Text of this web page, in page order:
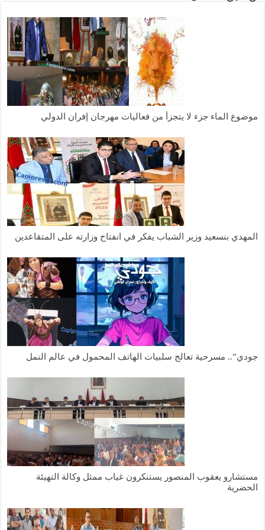
موضوع الماء جزء لا يتجزأ من فعاليات مهرجان إفران الدولي
المهدي بنسعيد وزير الشباب يفكر في انفتاح وزارته على المتقاعدين
جودي”.. مسرحية تعالج سلبيات الهاتف المحمول في عالم النمل
مستشارو يعقوب المنصور يستنكرون غياب ممثل وكالة التهيئة
الحضرية